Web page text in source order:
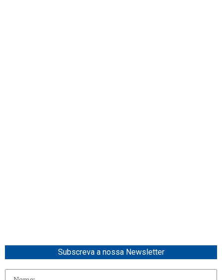
Subscreva a nossa Newsletter